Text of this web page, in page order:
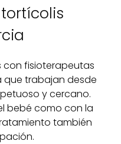
fisioterapeutas
que trabajan desde
y cercano.
bebé como con la
también